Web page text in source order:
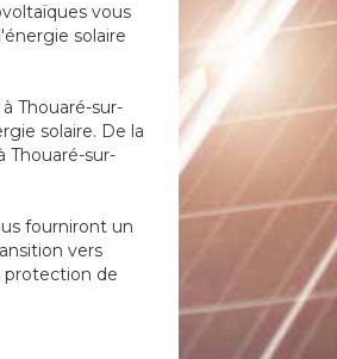
vous
solaire
Thouaré-sur-
solaire. De la
Thouaré-sur-
fourniront un
vers
protection de